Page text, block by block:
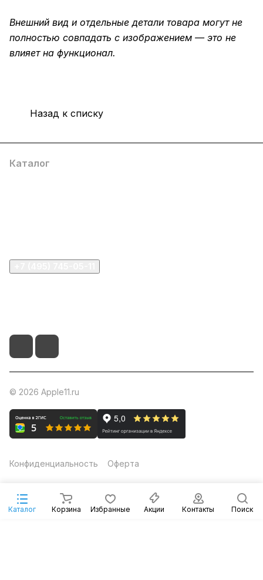
Внешний вид и отдельные детали товара могут не
полностью совпадать с изображением — это не
влияет на функционал.
Назад к списку
Каталог Корзина Избранные Акции Контакты Поиск
Каталог
© 2026 Apple11.ru
Конфиденциальность Оферта